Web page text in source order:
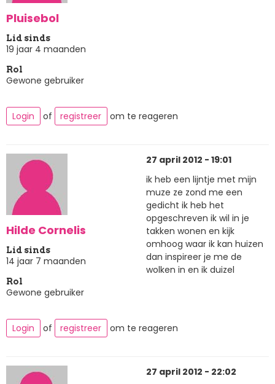
Pluisebol
Lid sinds
19 jaar 4 maanden
Rol
Gewone gebruiker
Login of registreer om te reageren
Hilde Cornelis
Lid sinds
14 jaar 7 maanden
Rol
Gewone gebruiker
27 april 2012 - 19:01
ik heb een lijntje met mijn
muze ze zond me een
gedicht ik heb het
opgeschreven ik wil in je
takken wonen en kijk
omhoog waar ik kan huizen
dan inspireer je me de
wolken in en ik duizel
Login of registreer om te reageren
27 april 2012 - 22:02